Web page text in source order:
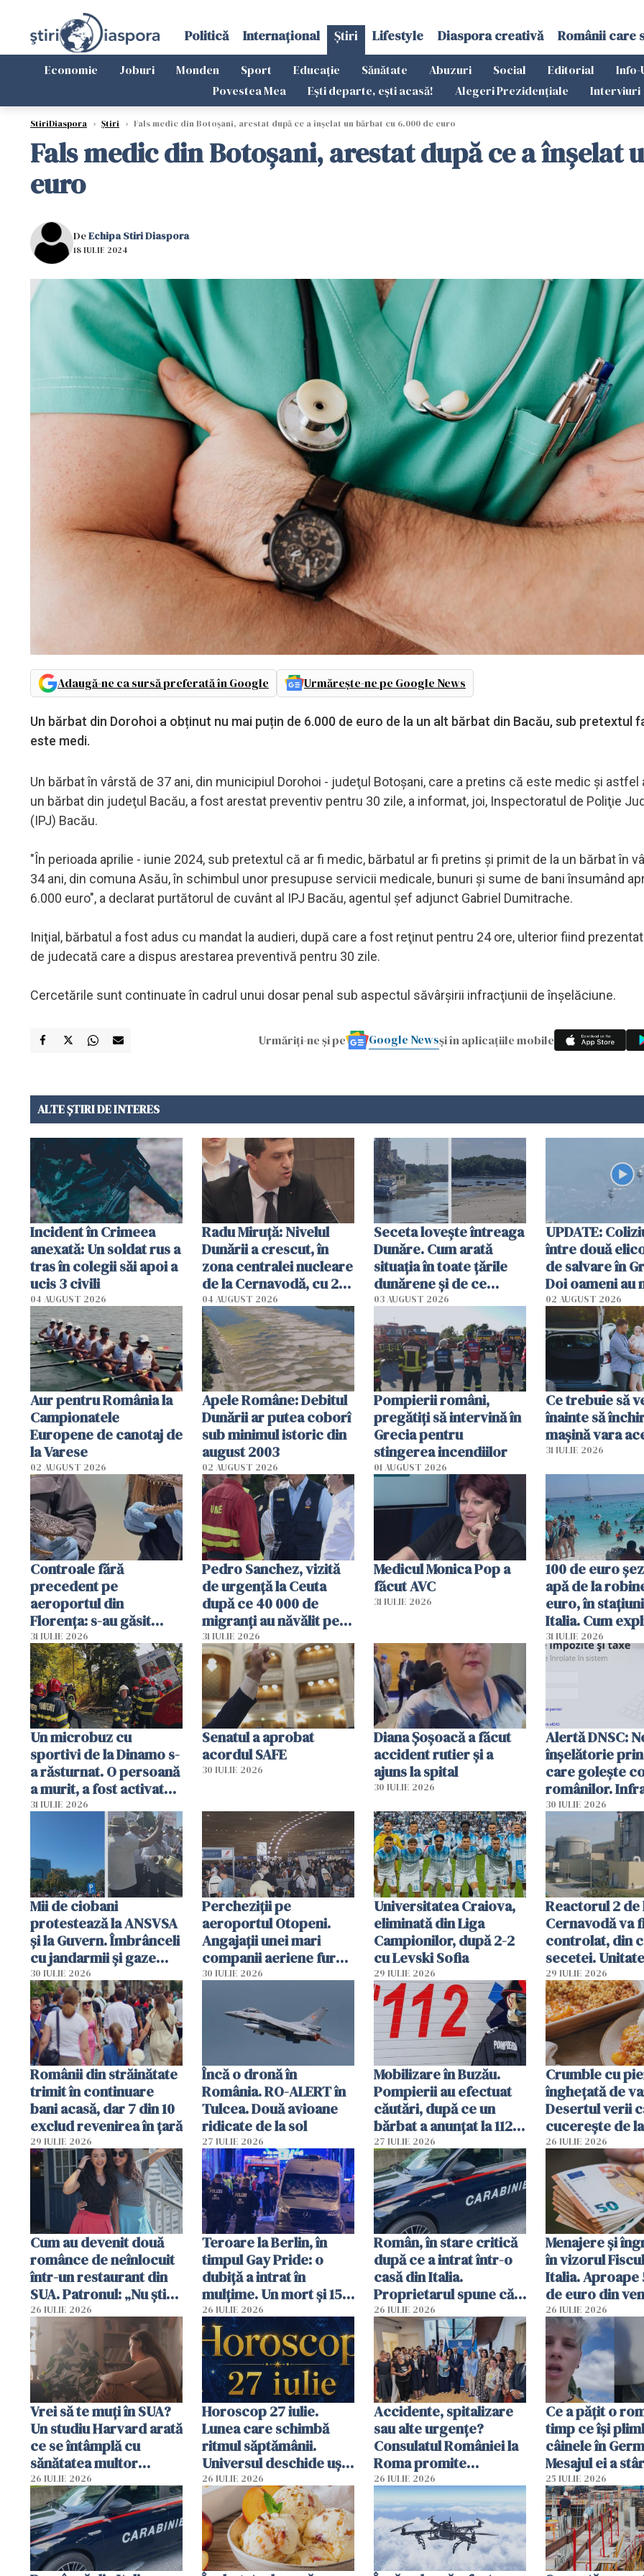
Politică Internațional Știri Lifestyle Diaspora creativă Românii care
Economie Joburi Monden Sport Educație Sănătate Abuzuri Social Editorial Info-
Povestea Mea
Ești departe, ești acasă! Alegeri Prezidențiale Interviuri
StiriDiaspora › Știri › Fals medic din Botoșani, arestat după ce a înşelat un bărbat cu 6.000 de euro
Fals medic din Botoșani, arestat după ce a înşelat
euro
DeEchipa Stiri Diaspora
18 IULIE 2024
Adaugă-ne ca sursă preferată în Google Urmărește-ne pe Google News
Un bărbat din Dorohoi a obținut nu mai puțin de 6.000 de euro de la un alt bărbat din Bacău, sub pretextul
este medi.
Un bărbat în vârstă de 37 ani, din municipiul Dorohoi - judeţul Botoşani, care a pretins că este medic şi astfel
un bărbat din judeţul Bacău, a fost arestat preventiv pentru 30 zile, a informat, joi, Inspectoratul de Poliţie
(IPJ) Bacău.
"În perioada aprilie - iunie 2024, sub pretextul că ar fi medic, bărbatul ar fi pretins şi primit de la un bărbat în
34 ani, din comuna Asău, în schimbul unor presupuse servicii medicale, bunuri şi sume de bani însumând
6.000 euro", a declarat purtătorul de cuvânt al IPJ Bacău, agentul şef adjunct Gabriel Dumitrache.
Iniţial, bărbatul a fost adus cu mandat la audieri, după care a fost reţinut pentru 24 ore, ulterior fiind
de judecată care a dispus arestarea preventivă pentru 30 zile.
Cercetările sunt continuate în cadrul unui dosar penal sub aspectul săvârşirii infracţiunii de înşelăciune.
Urmăriți-ne și pe Google Newsși în aplicațiile mobile
ALTE ȘTIRI DE INTERES
Incident în Crimeea
anexată: Un soldat rus a
tras în colegii săi apoi a
ucis 3 civili
04 AUGUST 2026
Radu Miruţă: Nivelul
Dunării a crescut, în
zona centralei nucleare
de la Cernavodă, cu 2
cm faţă de ziua trecută
04 AUGUST 2026
Seceta lovește întreaga
Dunăre. Cum arată
situația în toate țările
dunărene și de ce
România resimte
efectele, deși a plouat
în iulie
03 AUGUST 2026
UPDATE:
între două
de salvare în
Doi oameni au
02 AUGUST 2026
Aur pentru România la
Campionatele
Europene de canotaj de
la Varese
02 AUGUST 2026
Apele Române: Debitul
Dunării ar putea coborî
sub minimul istoric din
august 2003
02 AUGUST 2026
Pompierii români,
pregătiţi să intervină în
Grecia pentru
stingerea incendiilor
01 AUGUST 2026
Ce trebuie să
înainte să
mașină vara
31 IULIE 2026
Controale fără
precedent pe
aeroportul din
Florența: s-au găsit
capete de aligator și o
sumă imensă de bani
31 IULIE 2026
Pedro Sanchez, vizită
de urgență la Ceuta
după ce 40 000 de
migranți au năvălit pe
teritoriul spaniol: „Vom
mobiliza toate
resursele"
31 IULIE 2026
Medicul Monica Pop a
făcut AVC
31 IULIE 2026
100 de euro
apă de la
euro, în
Italia. Cum
autoritățile
31 IULIE 2026
Un microbuz cu
sportivi de la Dinamo s-
a răsturnat. O persoană
a murit, a fost activat
planul roșu de
31 IULIE 2026
Senatul a aprobat
acordul SAFE
30 IULIE 2026
Diana Șoșoacă a făcut
accident rutier și a
ajuns la spital
30 IULIE 2026
Alertă DNSC:
înșelătorie prin
care golește
românilor.
folosesc
Ghișeul.ro și
Române
30 IULIE 2026
Mii de ciobani
protestează la ANSVSA
și la Guvern. Îmbrânceli
cu jandarmii și gaze
lacrimogene
30 IULIE 2026
Percheziții pe
aeroportul Otopeni.
Angajații unei mari
companii aeriene furau
parfumuri, ceasuri și
vânzării
30 IULIE 2026
Universitatea Craiova,
eliminată din Liga
Campionilor, după 2-2
cu Levski Sofia
29 IULIE 2026
Reactorul 2 de
Cernavodă va
controlat, din
secetei.
deja oprită
29 IULIE 2026
Românii din străinătate
trimit în continuare
bani acasă, dar 7 din 10
exclud revenirea în țară
29 IULIE 2026
Încă o dronă în
România. RO-ALERT în
Tulcea. Două avioane
ridicate de la sol
27 IULIE 2026
Mobilizare în Buzău.
Pompierii au efectuat
căutări, după ce un
bărbat a anunțat la 112
că a văzut un obiect
luminos
27 IULIE 2026
Crumble cu
înghețată de
Desertul verii
cucerește de
lingură
26 IULIE 2026
Cum au devenit două
românce de neînlocuit
într-un restaurant din
SUA. Patronul: „Nu știu
ce o să mă fac fără voi”
26 IULIE 2026
Teroare la Berlin, în
timpul Gay Pride: o
dubiță a intrat în
mulțime. Un mort și 15
răniți
26 IULIE 2026
Român, în stare critică
după ce a intrat într-o
casă din Italia.
Proprietarul spune că
s-a apărat cu un cuțit
26 IULIE 2026
Menajere și
în vizorul
Italia. Aproape
de euro din
ascunși de
26 IULIE 2026
Vrei să te muți în SUA?
Un studiu Harvard arată
ce se întâmplă cu
sănătatea multor
imigranți
26 IULIE 2026
Horoscop 27 iulie.
Lunea care schimbă
ritmul săptămânii.
Universul deschide uși
neașteptate pentru
unele zodii
26 IULIE 2026
Accidente, spitalizare
sau alte urgențe?
Consulatul României la
Roma promite
intervenții în doar 24
de ore
26 IULIE 2026
Ce a pățit o
timp ce își
câinele în
Mesajul ei a
dezbateri
25 IULIE 2026